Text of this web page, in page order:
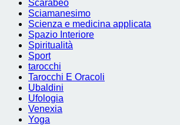
Scarabeo
Sciamanesimo
Scienza e medicina applicata
Spazio Interiore
Spiritualità
Sport
tarocchi
Tarocchi E Oracoli
Ubaldini
Ufologia
Venexia
Yoga